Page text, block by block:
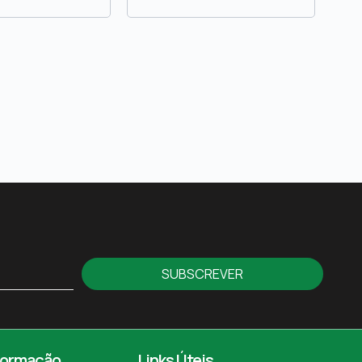
SUBSCREVER